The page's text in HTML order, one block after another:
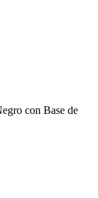
con Base de